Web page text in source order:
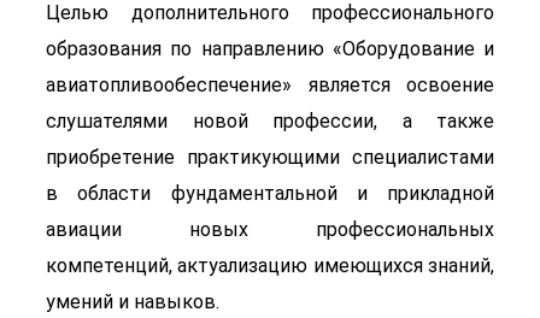
Целью дополнительного профессионального
образования по направлению «Оборудование и
авиатопливообеспечение» является освоение
слушателями новой профессии, а также
приобретение практикующими специалистами
в области фундаментальной и прикладной
авиации новых профессиональных
компетенций, актуализацию имеющихся знаний,
умений и навыков.